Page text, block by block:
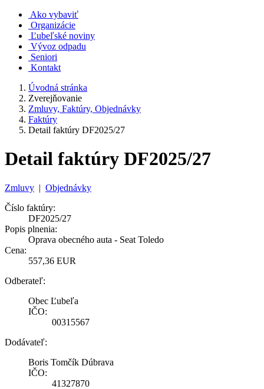
Ako vybaviť
Organizácie
Ľubeľské noviny
Vývoz odpadu
Seniori
Kontakt
Úvodná stránka
Zverejňovanie
Zmluvy, Faktúry, Objednávky
Faktúry
Detail faktúry DF2025/27
Detail faktúry DF2025/27
Zmluvy | Objednávky
Číslo faktúry:
DF2025/27
Popis plnenia:
Oprava obecného auta - Seat Toledo
Cena:
557,36 EUR
Odberateľ:
Obec Ľubeľa
IČO:
00315567
Dodávateľ:
Boris Tomčík Dúbrava
IČO:
41327870